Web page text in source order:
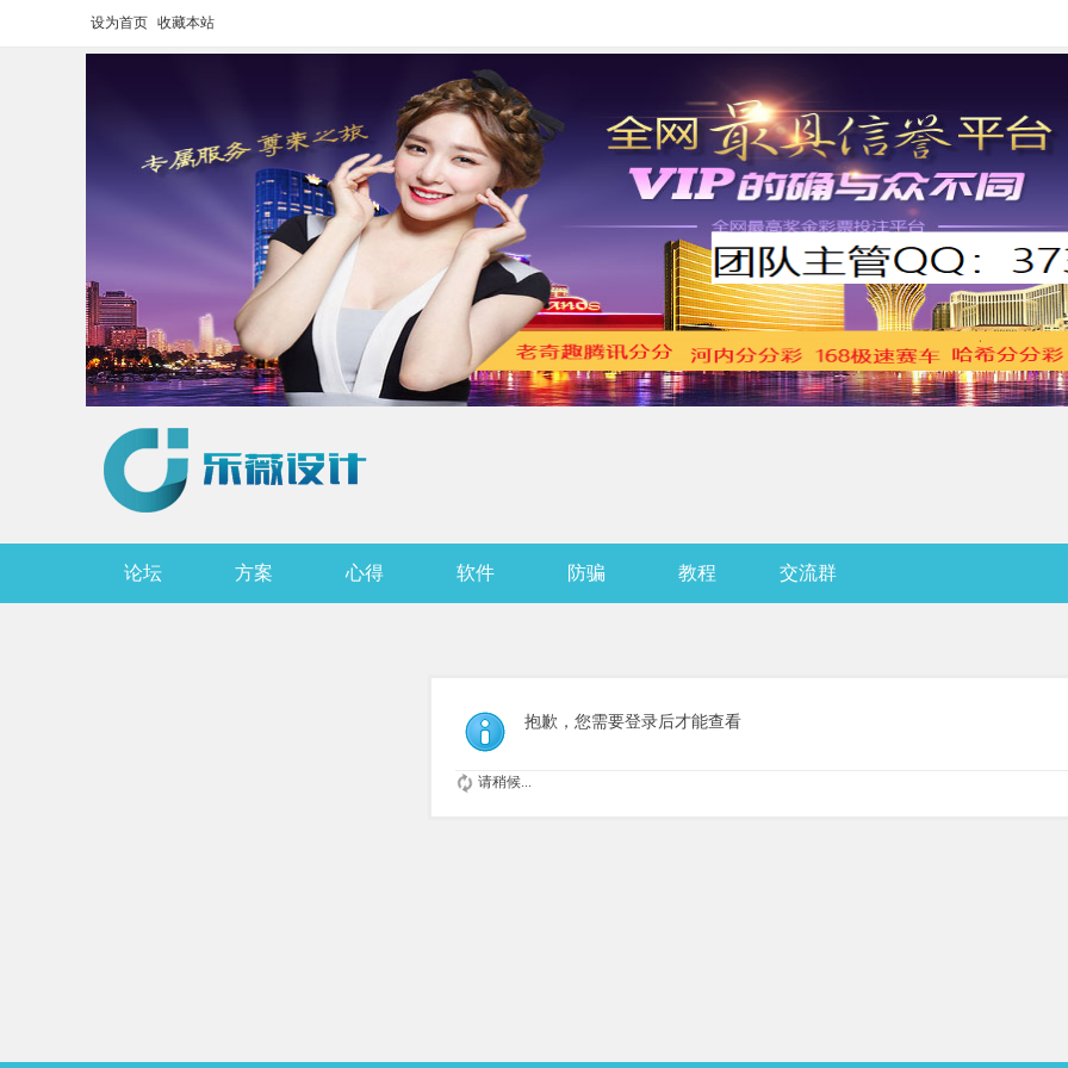
设为首页 收藏本站
论坛 方案 心得 软件 防骗 教程 交流群
抱歉，您需要登录后才能查看
请稍候...